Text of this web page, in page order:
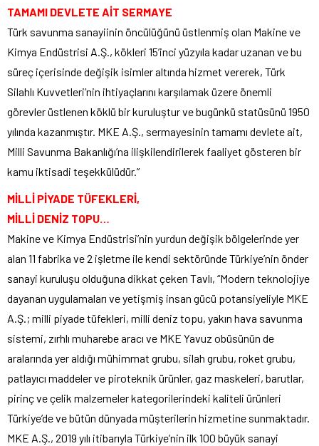
TAMAMI DEVLETE AİT SERMAYE
Türk savunma sanayiinin öncülüğünü üstlenmiş olan Makine ve
Kimya Endüstrisi A.Ş., kökleri 15’inci yüzyıla kadar uzanan ve bu
süreç içerisinde değişik isimler altında hizmet vererek, Türk
Silahlı Kuvvetleri’nin ihtiyaçlarını karşılamak üzere önemli
görevler üstlenen köklü bir kuruluştur ve bugünkü statüsünü 1950
yılında kazanmıştır. MKE A.Ş., sermayesinin tamamı devlete ait,
Milli Savunma Bakanlığı’na ilişkilendirilerek faaliyet gösteren bir
kamu iktisadi teşekkülüdür.”
MİLLİ PİYADE TÜFEKLERİ,
MİLLİ DENİZ TOPU…
Makine ve Kimya Endüstrisi’nin yurdun değişik bölgelerinde yer
alan 11 fabrika ve 2 işletme ile kendi sektöründe Türkiye’nin önder
sanayi kuruluşu olduğuna dikkat çeken Tavlı, “Modern teknolojiye
dayanan uygulamaları ve yetişmiş insan gücü potansiyeliyle MKE
A.Ş.; milli piyade tüfekleri, milli deniz topu, yakın hava savunma
sistemi, zırhlı muharebe aracı ve MKE Yavuz obüsünün de
aralarında yer aldığı mühimmat grubu, silah grubu, roket grubu,
patlayıcı maddeler ve piroteknik ürünler, gaz maskeleri, barutlar,
pirinç ve çelik malzemeler kategorilerindeki kaliteli ürünleri
Türkiye’de ve bütün dünyada müşterilerin hizmetine sunmaktadır.
MKE A.Ş., 2019 yılı itibarıyla Türkiye’nin ilk 100 büyük sanayi